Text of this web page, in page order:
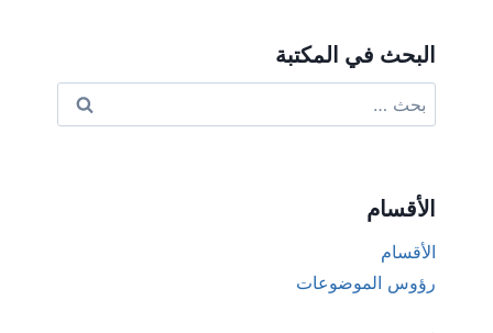
البحث في المكتبة
عن:
الأقسام
الأقسام
رؤوس الموضوعات